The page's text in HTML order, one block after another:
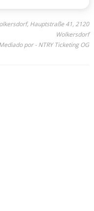
Hauptstraße 41, 2120
Wolkersdorf
por - NTRY Ticketing OG